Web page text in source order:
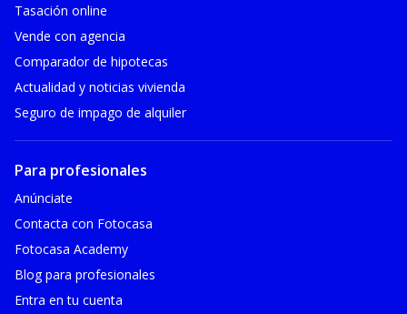
Tasación online
Vende con agencia
Comparador de hipotecas
Actualidad y noticias vivienda
Seguro de impago de alquiler
Para profesionales
Anúnciate
Contacta con Fotocasa
Fotocasa Academy
Blog para profesionales
Entra en tu cuenta